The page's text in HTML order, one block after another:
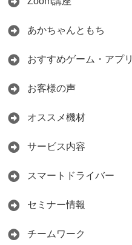
あかちゃんともち
おすすめゲーム・アプリ
お客様の声
オススメ機材
サービス内容
スマートドライバー
セミナー情報
チームワーク